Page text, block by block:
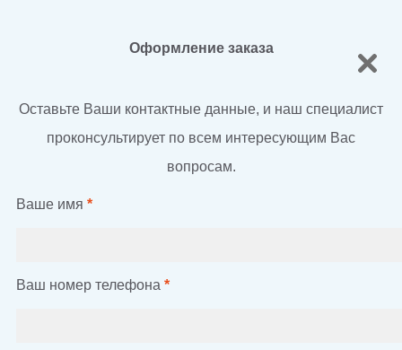
Оформление заказа
Оставьте Ваши контактные данные, и наш специалист
проконсультирует по всем интересующим Вас
вопросам.
Ваше имя *
Ваш номер телефона *